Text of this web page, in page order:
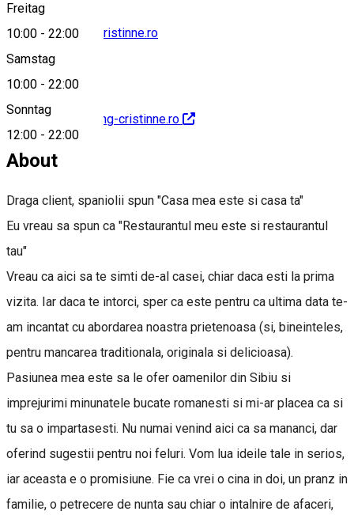
Freitag
10:00 - 22:00
Samstag
10:00 - 22:00
Sonntag
12:00 - 22:00
office@catering-cristinne.ro
http://www.catering-cristinne.ro
About
Draga client, spaniolii spun "Casa mea este si casa ta"
Eu vreau sa spun ca "Restaurantul meu este si restaurantul
tau"
Vreau ca aici sa te simti de-al casei, chiar daca esti la prima
vizita. Iar daca te intorci, sper ca este pentru ca ultima data te-
am incantat cu abordarea noastra prietenoasa (si, bineinteles,
pentru mancarea traditionala, originala si delicioasa).
Pasiunea mea este sa le ofer oamenilor din Sibiu si
imprejurimi minunatele bucate romanesti si mi-ar placea ca si
tu sa o impartasesti. Nu numai venind aici ca sa mananci, dar
oferind sugestii pentru noi feluri. Vom lua ideile tale in serios,
iar aceasta e o promisiune. Fie ca vrei o cina in doi, un pranz in
familie, o petrecere de nunta sau chiar o intalnire de afaceri,